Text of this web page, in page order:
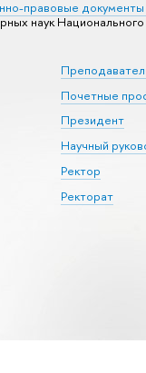
правовые документы
наук
Почетные
Президент
Научный
Ректор
Ректорат